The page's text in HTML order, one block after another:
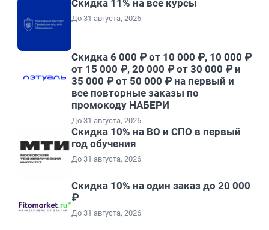
Скидка 11% на все курсы
До 31 августа, 2026
Скидка 6 000 ₽ от 10 000 ₽, 10 000 ₽
от 15 000 ₽, 20 000 ₽ от 30 000 ₽ и
35 000 ₽ от 50 000 ₽ на первый и
все повторные заказы по
промокоду НАБЕРИ
До 31 августа, 2026
Скидка 10% на ВО и СПО в первый
год обучения
До 31 августа, 2026
Скидка 10% на один заказ до 20 000
₽
До 31 августа, 2026